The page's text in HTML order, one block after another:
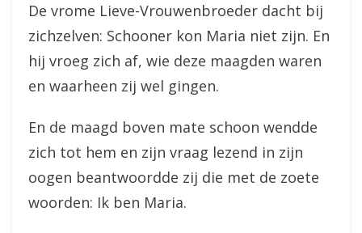
De vrome Lieve-Vrouwenbroeder dacht bij
zichzelven: Schooner kon Maria niet zijn. En
hij vroeg zich af, wie deze maagden waren
en waarheen zij wel gingen.
En de maagd boven mate schoon wendde
zich tot hem en zijn vraag lezend in zijn
oogen beantwoordde zij die met de zoete
woorden: Ik ben Maria.